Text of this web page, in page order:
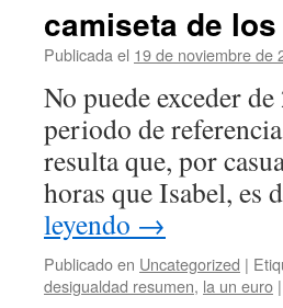
camiseta de
Publicada el 19 de noviembre de
No puede exceder
periodo de
resulta que, por
horas que Isabel,
leyendo →
Publicado en Uncategorized |
desigualdad resumen, la un euro |